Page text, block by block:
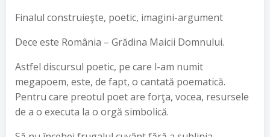
Finalul construieşte, poetic, imagini-argument
Dece este România – Grădina Maicii Domnului.
Astfel discursul poetic, pe care l-am numit
megapoem, este, de fapt, o cantată poematică.
Pentru care preotul poet are forţa, vocea, resursele
de a o executa la o orgă simbolică.